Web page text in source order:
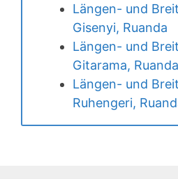
Längen- und
Gisenyi, Ruanda
Längen- und
Gitarama, Ruanda
Längen- und
Ruhengeri,